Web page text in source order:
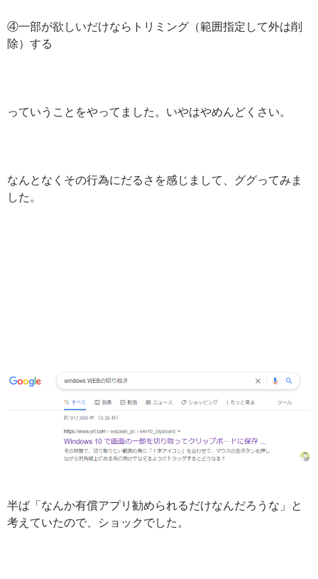
④一部が欲しいだけならトリミング（範囲指定して外は削
除）する
っていうことをやってました。いやはやめんどくさい。
なんとなくその行為にだるさを感じまして、ググってみま
した。
半ば「なんか有償アプリ勧められるだけなんだろうな」と
考えていたので、ショックでした。